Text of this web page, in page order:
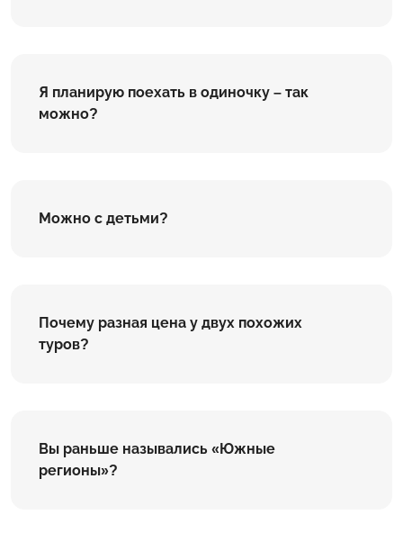
Я планирую поехать в одиночку – так
можно?
Можно с детьми?
Почему разная цена у двух похожих
туров?
Вы раньше назывались «Южные
регионы»?